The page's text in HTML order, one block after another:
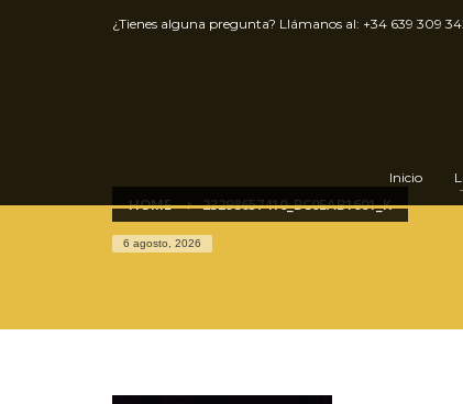
¿Tienes alguna pregunta? Llámanos al: +34 639 309
Inicio
HOME 23298657410_BC0EAB1601_K
6 agosto, 2026